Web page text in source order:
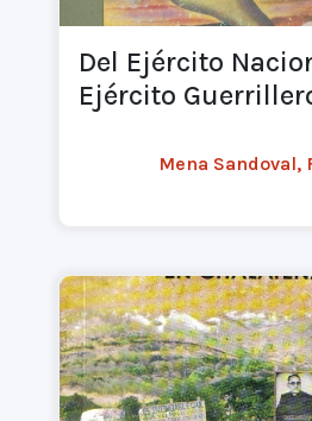
Del Ejército
Ejército
Mena Sandoval,